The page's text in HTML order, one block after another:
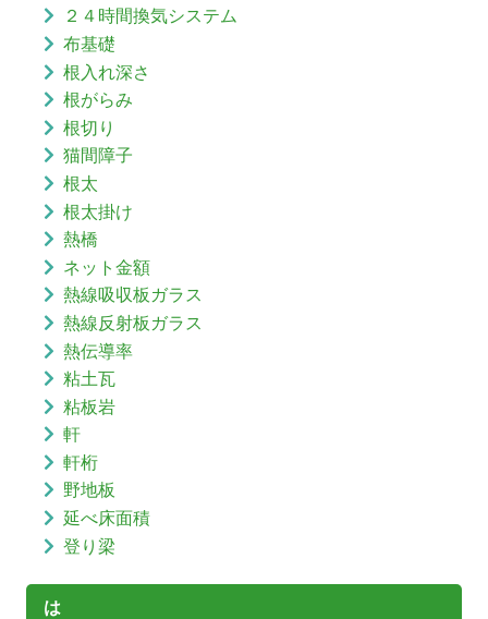
２４時間換気システム
布基礎
根入れ深さ
根がらみ
根切り
猫間障子
根太
根太掛け
熱橋
ネット金額
熱線吸収板ガラス
熱線反射板ガラス
熱伝導率
粘土瓦
粘板岩
軒
軒桁
野地板
延べ床面積
登り梁
は